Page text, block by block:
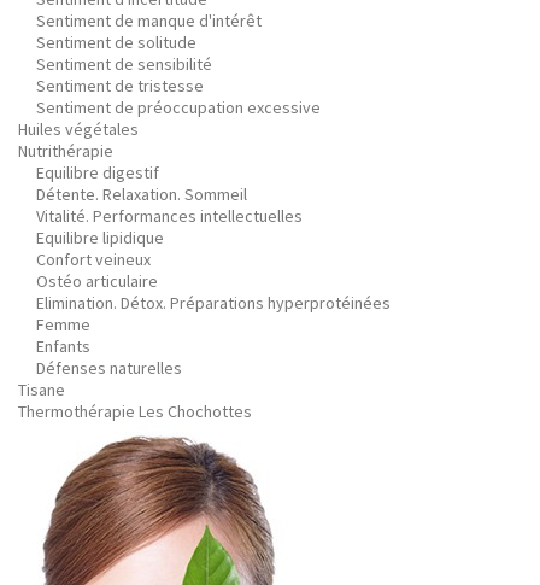
Sentiment de manque d'intérêt
Sentiment de solitude
Sentiment de sensibilité
Sentiment de tristesse
Sentiment de préoccupation excessive
Huiles végétales
Nutrithérapie
Equilibre digestif
Détente. Relaxation. Sommeil
Vitalité. Performances intellectuelles
Equilibre lipidique
Confort veineux
Ostéo articulaire
Elimination. Détox. Préparations hyperprotéinées
Femme
Enfants
Défenses naturelles
Tisane
Thermothérapie Les Chochottes